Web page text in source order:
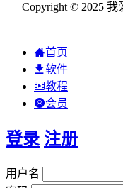
Copyright © 2025 我
首页
软件
教程
会员
登录 注册
用户名